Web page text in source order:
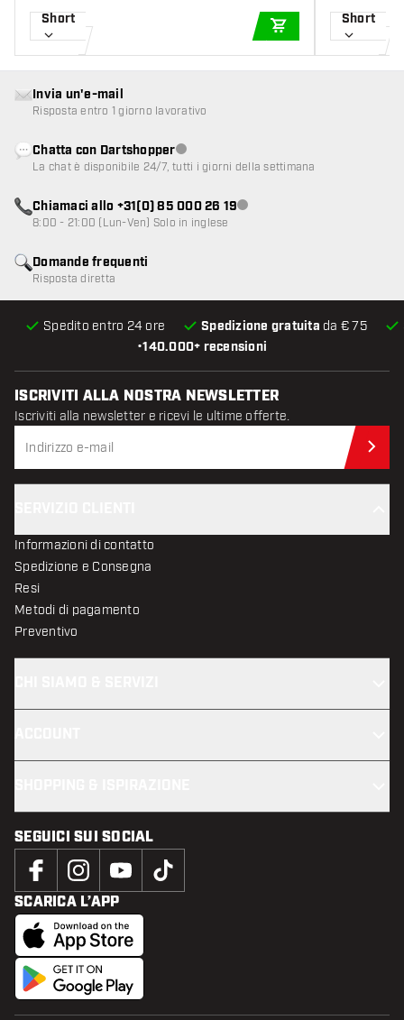
Short
AGGIUNGI AL
Short
•140.000+ recensioni
Spedito entro 24 ore Spedizione gratuita da € 75
Domande frequenti
Risposta diretta
Invia un'e-mail
Risposta entro 1 giorno lavorativo
Chatta con DartshopperServizio clienti non disponibile
La chat è disponibile 24/7, tutti i giorni della settimana
Chiamaci allo +31(0) 85 000 26 19Servizio clienti non disponibile
8:00 - 21:00 (Lun-Ven) Solo in inglese
ISCRIVITI ALLA NOSTRA NEWSLETTER
Iscriviti alla newsletter e ricevi le ultime offerte.
Informazioni di contatto
Spedizione e Consegna
Resi
Metodi di pagamento
Preventivo
SEGUICI SUI SOCIAL
SCARICA L’APP